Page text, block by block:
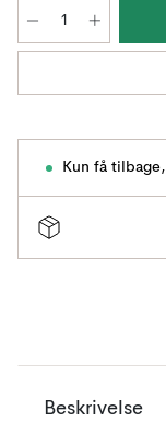
Kun få tilbage,
Beskrivelse